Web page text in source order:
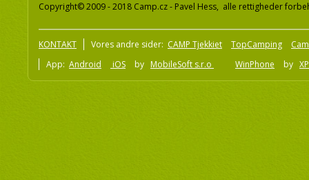
Copyright© 2009 - 2018 Camp.cz - Pavel Hess, alle rettigheder
KONTAKT Vores andre sider: CAMP Tjekkiet TopCamping
App: Android iOS by MobileSoft s.r.o WinPhone by